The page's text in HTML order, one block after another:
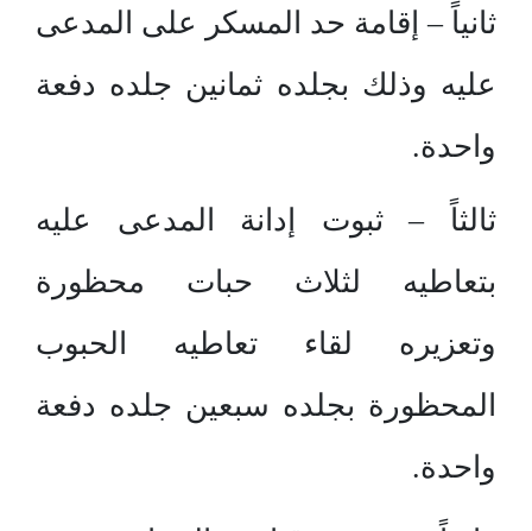
ثانياً – إقامة حد المسكر على المدعى
عليه وذلك بجلده ثمانين جلده دفعة
واحدة.
ثالثاً – ثبوت إدانة المدعى عليه
بتعاطيه لثلاث حبات محظورة
وتعزيره لقاء تعاطيه الحبوب
المحظورة بجلده سبعين جلده دفعة
واحدة.